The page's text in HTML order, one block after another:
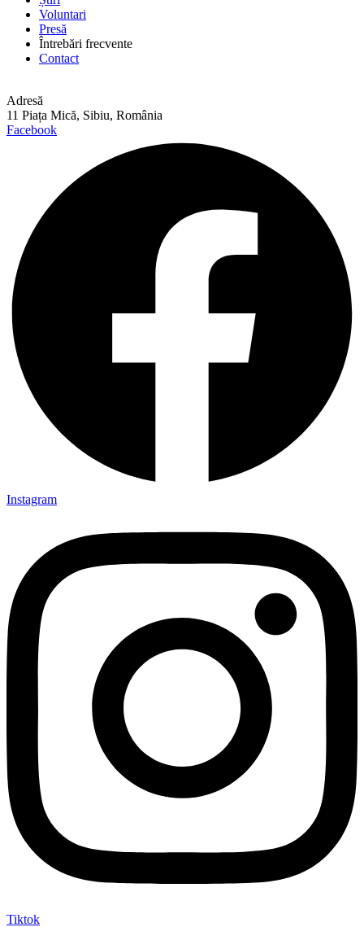
Voluntari
Presă
Întrebări frecvente
Contact
Adresă
11 Piața Mică, Sibiu, România
Facebook
Instagram
Tiktok